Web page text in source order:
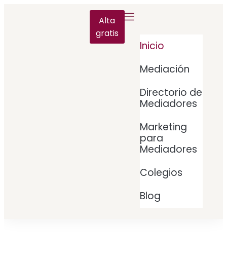
Alta
gratis
Inicio
Mediación
Directorio de
Mediadores
Marketing
para
Mediadores
Colegios
Blog